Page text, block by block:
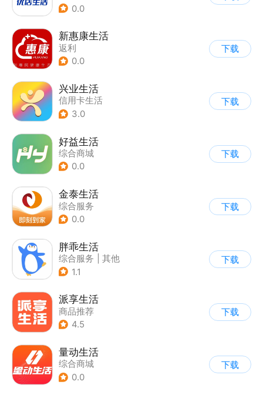
0.0
新惠康生活
返利
0.0
下载
兴业生活
信用卡生活
3.0
下载
好益生活
综合商城
0.0
下载
金泰生活
综合服务
0.0
下载
胖乖生活
综合服务
其他
1.1
下载
派享生活
商品推荐
4.5
下载
量动生活
综合商城
0.0
下载